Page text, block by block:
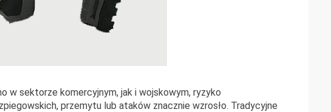
w sektorze komercyjnym, jak i wojskowym, ryzyko
przemytu lub ataków znacznie wzrosło. Tradycyjne